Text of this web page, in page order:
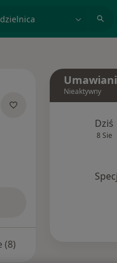
(8)
Nieaktywny
Dziś
8 Sie